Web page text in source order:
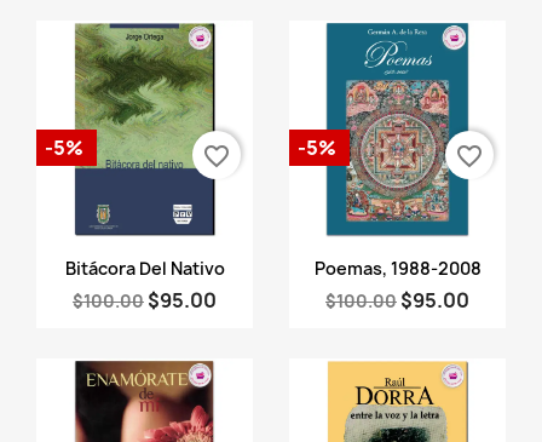
Vista rápida
Bitácora Del Nativo
$100.00 $95.00
-5% favorite_border
Vista rápida
Poemas, 1988-2008
$100.00 $95.00
-5% favorite_border